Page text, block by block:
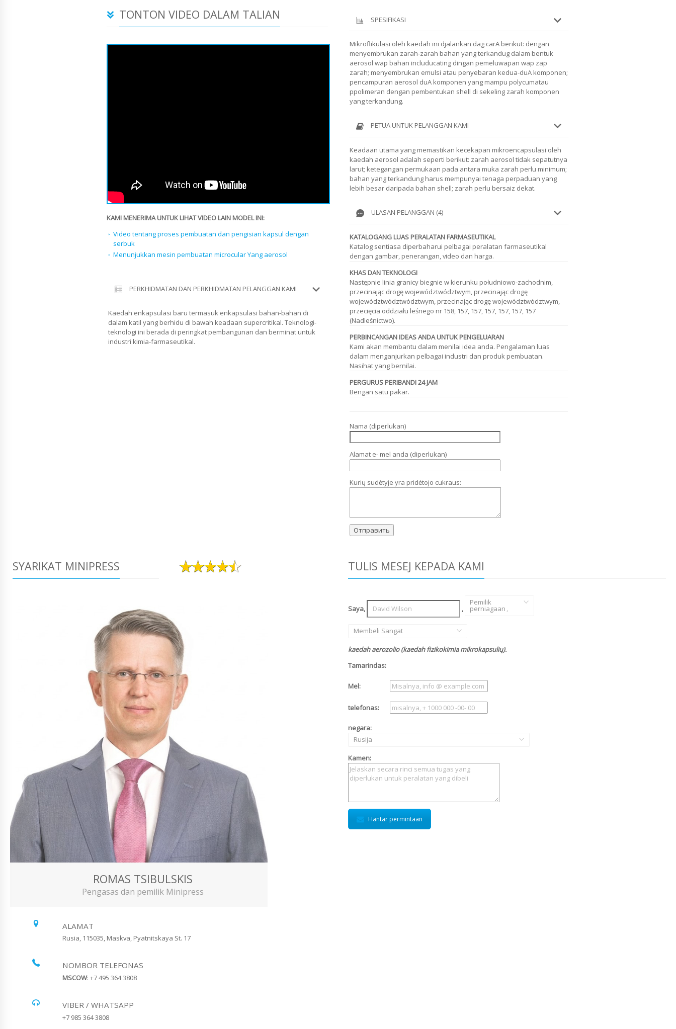
TONTON VIDEO DALAM TALIAN
KAMI MENERIMA UNTUK LIHAT VIDEO LAIN MODEL INI:
Video tentang proses pembuatan dan pengisian kapsul dengan
serbuk
Menunjukkan mesin pembuatan microcular Yang aerosol
PERKHIDMATAN DAN PERKHIDMATAN PELANGGAN KAMI
Kaedah enkapsulasi baru termasuk enkapsulasi bahan-bahan di
dalam katil yang berhidu di bawah keadaan supercritikal. Teknologi-
teknologi ini berada di peringkat pembangunan dan berminat untuk
industri kimia-farmaseutikal.
SPESIFIKASI
Mikroflikulasi oleh kaedah ini djalankan dag carA berikut: dengan
menyembrukan zarah-zarah bahan yang terkandug dalam bentuk
aerosol wap bahan includucating dingan pemeluwapan wap zap
zarah; menyembrukan emulsi atau penyebaran kedua-duA komponen;
pencampuran aerosol duA komponen yang mampu polycumatau
ppolimeran dengan pembentukan shell di sekeling zarah komponen
yang terkandung.
PETUA UNTUK PELANGGAN KAMI
Keadaan utama yang memastikan kecekapan mikroencapsulasi oleh
kaedah aerosol adalah seperti berikut: zarah aerosol tidak sepatutnya
larut; ketegangan permukaan pada antara muka zarah perlu minimum;
bahan yang terkandung harus mempunyai tenaga perpaduan yang
lebih besar daripada bahan shell; zarah perlu bersaiz dekat.
ULASAN PELANGGAN (4)
KATALOGANG LUAS PERALATAN FARMASEUTIKAL
Katalog sentiasa diperbaharui pelbagai peralatan farmaseutikal
dengan gambar, penerangan, video dan harga.
KHAS DAN TEKNOLOGI
Następnie linia granicy biegnie w kierunku południowo-zachodnim,
przecinając drogę województwództwym, przecinając drogę
województwództwództwym, przecinając drogę województwództwym,
przecięcia oddziału leśnego nr 158, 157, 157, 157, 157, 157, 157
(Nadleśnictwo).
PERBINCANGAN IDEAS ANDA UNTUK PENGELUARAN
Kami akan membantu dalam menilai idea anda. Pengalaman luas
dalam menganjurkan pelbagai industri dan produk pembuatan.
Nasihat yang bernilai.
PERGURUS PERIBANDI 24 JAM
Bengan satu pakar.
Nama (diperlukan)
Alamat e- mel anda (diperlukan)
Kurių sudėtyje yra pridėtojo cukraus:
SYARIKAT MINIPRESS
ROMAS TSIBULSKIS
Pengasas dan pemilik Minipress
ALAMAT
Rusia, 115035, Maskva, Pyatnitskaya St. 17
NOMBOR TELEFONAS
MSCOW: +7 495 364 3808
VIBER / WHATSAPP
+7 985 364 3808
TULIS MESEJ KEPADA KAMI
Saya, ,
Pemilik
perniagaan,
Membeli Sangat
kaedah aerozolio (kaedah fizikokimia mikrokapsulių).
Tamarindas:
Mel:
telefonas:
negara:
Rusija
Kamen:
Hantar permintaan